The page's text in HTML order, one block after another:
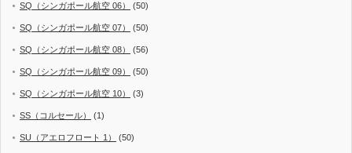
SQ（シンガポール航空 06） (50)
SQ（シンガポール航空 07） (50)
SQ（シンガポール航空 08） (56)
SQ（シンガポール航空 09） (50)
SQ（シンガポール航空 10） (3)
SS（コルセール） (1)
SU（アエロフロート 1） (50)